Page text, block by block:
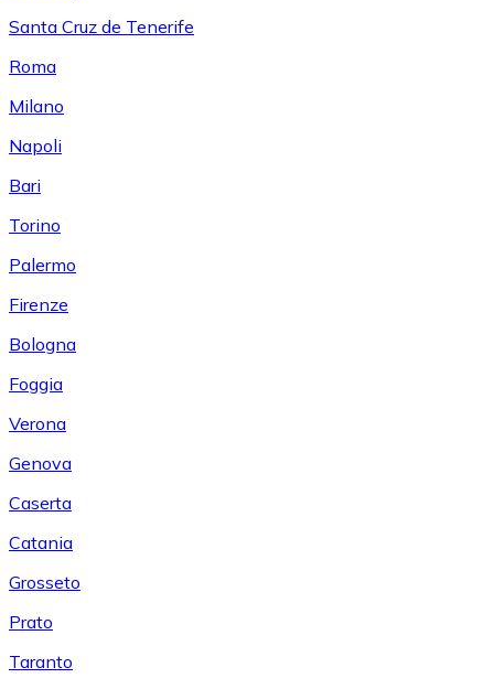
Santa Cruz de Tenerife
Roma
Milano
Napoli
Bari
Torino
Palermo
Firenze
Bologna
Foggia
Verona
Genova
Caserta
Catania
Grosseto
Prato
Taranto